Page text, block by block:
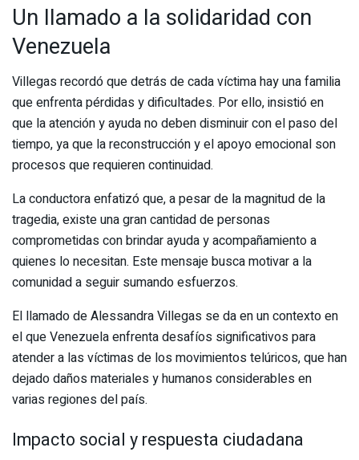
Un llamado a la solidaridad con
Venezuela
Villegas recordó que detrás de cada víctima hay una familia
que enfrenta pérdidas y dificultades. Por ello, insistió en
que la atención y ayuda no deben disminuir con el paso del
tiempo, ya que la reconstrucción y el apoyo emocional son
procesos que requieren continuidad.
La conductora enfatizó que, a pesar de la magnitud de la
tragedia, existe una gran cantidad de personas
comprometidas con brindar ayuda y acompañamiento a
quienes lo necesitan. Este mensaje busca motivar a la
comunidad a seguir sumando esfuerzos.
El llamado de Alessandra Villegas se da en un contexto en
el que Venezuela enfrenta desafíos significativos para
atender a las víctimas de los movimientos telúricos, que han
dejado daños materiales y humanos considerables en
varias regiones del país.
Impacto social y respuesta ciudadana